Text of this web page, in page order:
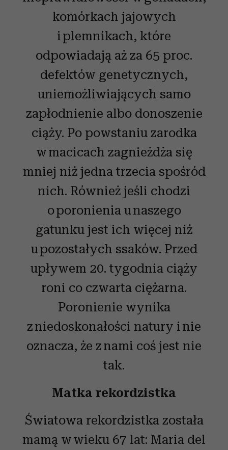
komórkach jajowych
i plemnikach, które
odpowiadają aż za 65 proc.
defektów genetycznych,
uniemożliwiających samo
zapłodnienie albo donoszenie
ciąży. Po powstaniu zarodka
w macicach zagnieżdża się
mniej niż jedna trzecia spośród
nich. Również jeśli chodzi
o poronienia u naszego
gatunku jest ich więcej niż
u pozostałych ssaków. Przed
upływem 20. tygodnia ciąży
roni co czwarta ciężarna.
Poronienie wynika
z niedoskonałości natury i nie
oznacza, że z nami coś jest nie
tak.
Matka rekordzistka
Światowa rekordzistka została
mamą w wieku 67 lat: Maria del